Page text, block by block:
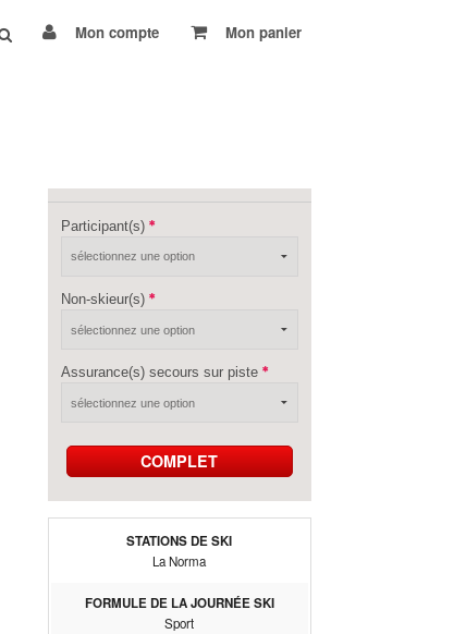
Mon compte Mon panier
Participant(s)
Non-skieur(s)
Assurance(s) secours sur piste
COMPLET
STATIONS DE SKI
La Norma
FORMULE DE LA JOURNÉE SKI
Sport